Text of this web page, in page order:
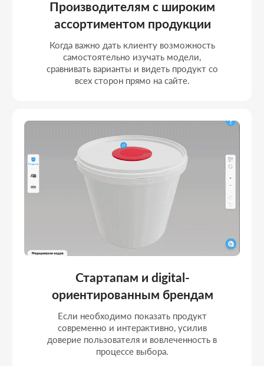
Маркетинговым и e-commerce
командам
Когда требуется инструмент для
повышения конверсии: визуализатор
помогает сократить сомнения и ускоряет
продуктами
Интерактивная модель позволяет показать
Портфолио